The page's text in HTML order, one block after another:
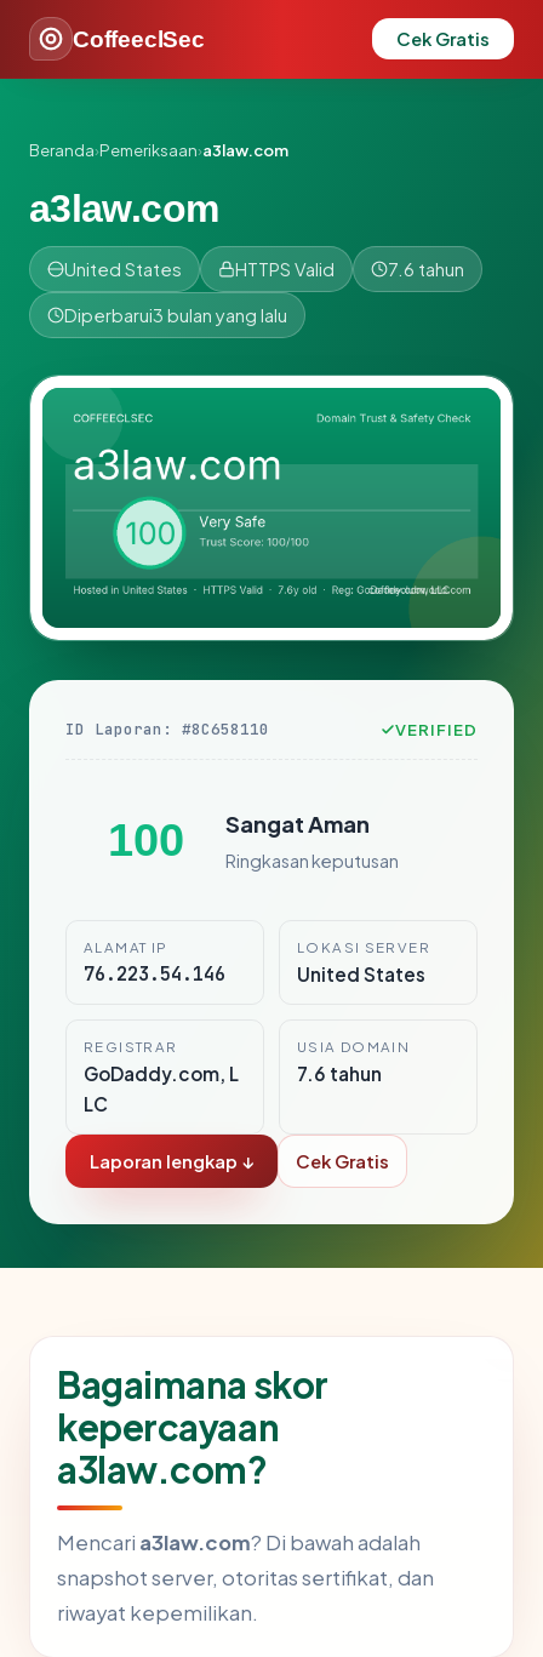
CoffeeclSec Cek Gratis
Beranda›Pemeriksaan›a3law.com
a3law.com
United States HTTPS Valid 7.6 tahun
Diperbarui3 bulan yang lalu
ID Laporan: #8C658110 VERIFIED
100 Sangat Aman
Ringkasan keputusan
ALAMAT IP
76.223.54.146
LOKASI SERVER
United States
REGISTRAR
GoDaddy.com, L
LC
USIA DOMAIN
7.6 tahun
Laporan lengkap ↓ Cek Gratis
Bagaimana skor
kepercayaan
a3law.com?
Mencari a3law.com? Di bawah adalah
snapshot server, otoritas sertifikat, dan
riwayat kepemilikan.